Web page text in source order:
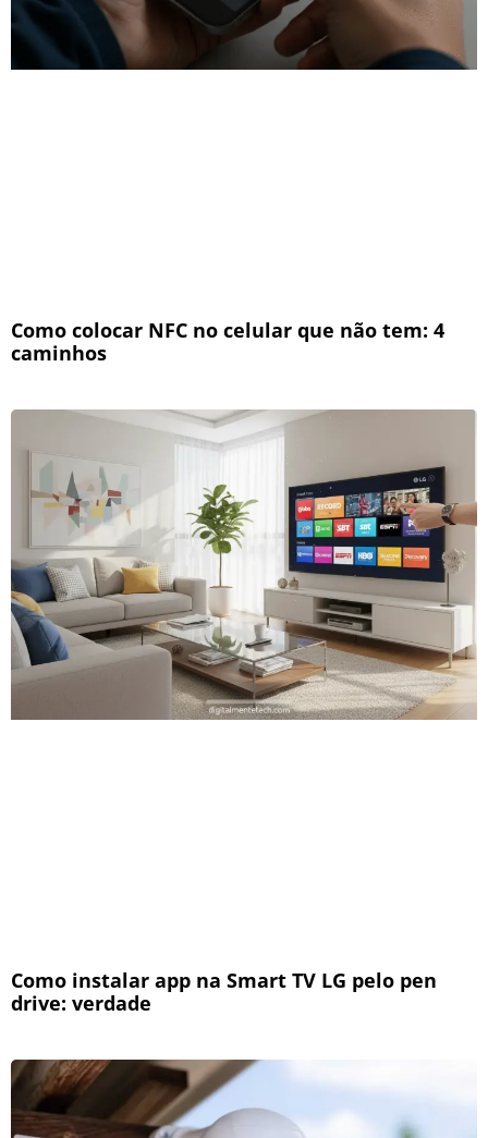
Como colocar NFC no celular que não tem: 4
caminhos
Como instalar app na Smart TV LG pelo pen
drive: verdade